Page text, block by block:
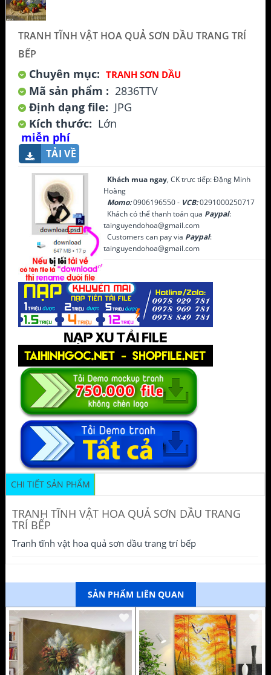
TRANH TĨNH VẬT HOA QUẢ SƠN DẦU TRANG TRÍ
BẾP
Chuyên mục: TRANH SƠN DẦU
Mã sản phẩm : 2836TTV
Định dạng file: JPG
Kích thước: Lớn
miễn phí
TẢI VỀ
Khách mua ngay, CK trực tiếp: Đặng Minh
Hoàng
Momo:0906196550 - VCB:0291000250717
Khách có thể thanh toán qua Paypal:
tainguyendohoa@gmail.com
Customers can pay via Paypal:
tainguyendohoa@gmail.com
CHI TIẾT SẢN PHẨM
TRANH TĨNH VẬT HOA QUẢ SƠN DẦU TRANG
TRÍ BẾP
Tranh tĩnh vật hoa quả sơn dầu trang trí bếp
SẢN PHẨM LIÊN QUAN